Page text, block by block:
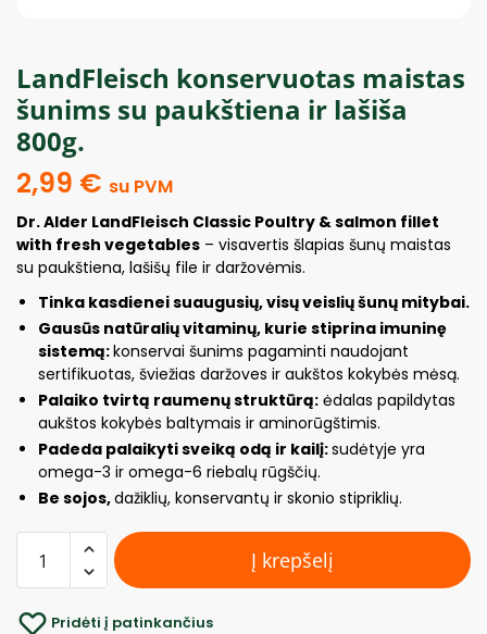
LandFleisch konservuotas maistas
šunims su paukštiena ir lašiša
800g.
2,99 € su PVM
Dr. Alder LandFleisch Classic Poultry & salmon fillet
with fresh vegetables – visavertis šlapias šunų maistas
su paukštiena, lašišų file ir daržovėmis.
Tinka kasdienei suaugusių, visų veislių šunų mitybai.
Gausūs natūralių vitaminų, kurie stiprina imuninę
sistemą:konservai šunims pagaminti naudojant
sertifikuotas, šviežias daržoves ir aukštos kokybės mėsą.
Palaiko tvirtą raumenų struktūrą: ėdalas papildytas
aukštos kokybės baltymais ir aminorūgštimis.
Padeda palaikyti sveiką odą ir kailį:sudėtyje yra
omega-3 ir omega-6 riebalų rūgščių.
Be sojos,dažiklių, konservantų ir skonio stipriklių.
Į krepšelį
Pridėti į patinkančius